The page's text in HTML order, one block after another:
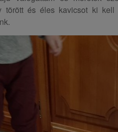
törött és éles kavicsot ki